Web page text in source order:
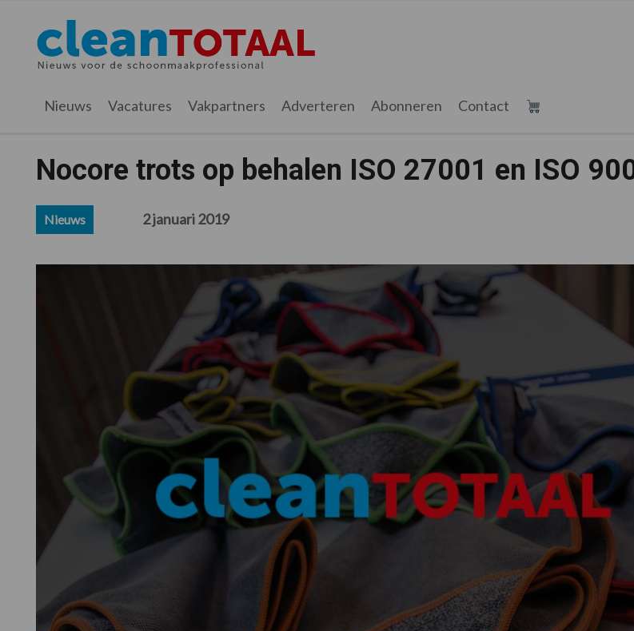
hoofdnavigatie
hoofd
inhoud
eerste
sidebar
voettekst
Cleantotaal.nl
Het
laatste
voor
professionele
Nieuws Vacatures Vakpartners Adverteren Abonneren Contact
Nocore trots op behalen ISO 27001 en ISO
Nieuws 2 januari 2019